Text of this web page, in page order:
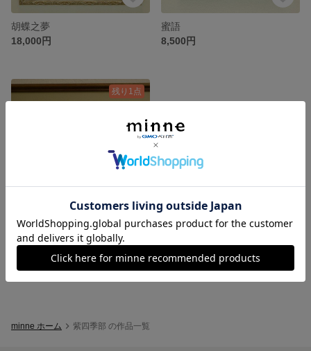
胡蝶之夢
18,000円
蜜語
8,500円
残り1点
長い夢
23,000円
minne ホーム 紫四季部 の作品一覧